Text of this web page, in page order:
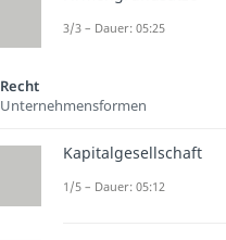
also unwirksam,
(rechtsvernichtende
betrachtest den
hätten die beteiligten
abgeschlossen.
Schau dir das an
willst ein neues
3/3 – Dauer: 05:25
Recht
Unternehmensformen
Kapitalgesellschaft
1/5 – Dauer: 05:12